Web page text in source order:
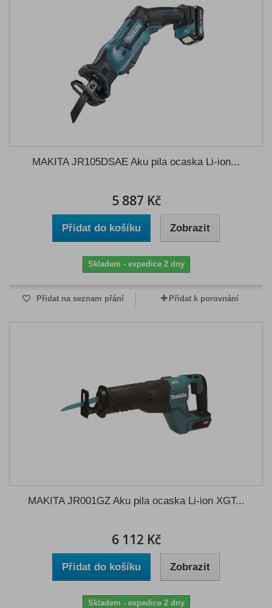
MAKITA JR105DSAE Aku pila ocaska Li-ion...
5 887 Kč
Přidat do košíku Zobrazit
Skladem - expedice 2 dny
Přidat na seznam přání Přidat k porovnání
MAKITA JR001GZ Aku pila ocaska Li-ion XGT...
6 112 Kč
Přidat do košíku Zobrazit
Skladem - expedice 2 dny